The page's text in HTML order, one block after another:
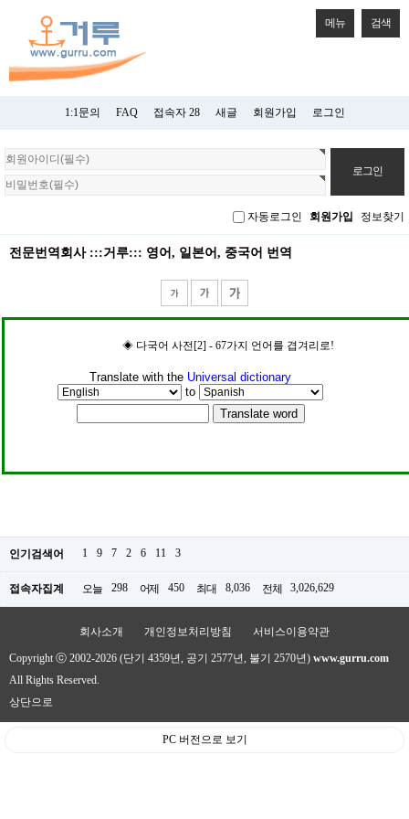
메뉴 검색
1:1문의 FAQ 접속자 28 새글 회원가입 로그인
회
원
로
자동로그인 회원가입 정보찾기
전문번역회사 :::거루::: 영어, 일본어, 중국어 번역
◈ 다국어 사전[2] - 67가지 언어를 겹겨리로!
인기검색어 1 9 7 2 6 11 3
접속자집계 오늘 298 어제 450 최대 8,036 전체 3,026,629
회사소개 개인정보처리방침 서비스이용약관
Copyright ⓒ 2002-2026 (단기 4359년, 공기 2577년, 불기 2570년) www.gurru.com
All Rights Reserved.
상단으로
PC 버전으로 보기